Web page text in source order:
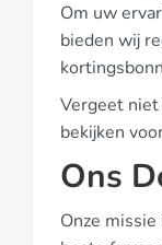
Om uw
bieden wij
Vergeet niet
bekijken
Ons
Onze